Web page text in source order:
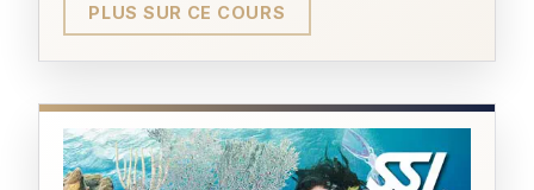
PLUS SUR CE COURS